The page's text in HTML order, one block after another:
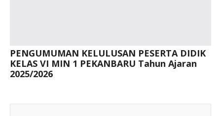
PENGUMUMAN KELULUSAN PESERTA DIDIK
KELAS VI MIN 1 PEKANBARU Tahun Ajaran
2025/2026